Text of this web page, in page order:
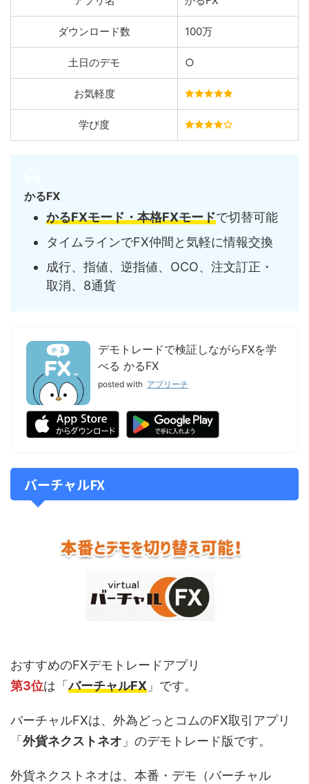
ダウンロード数 100万
土日のデモ ○
お気軽度
学び度
かるFX
かるFXモード・本格FXモードで切替可能
タイムラインでFX仲間と気軽に情報交換
成行、指値、逆指値、OCO、注文訂正・
取消、8通貨
デモトレードで検証しながらFXを学
べる かるFX
posted with アプリーチ
バーチャルFX
おすすめのFXデモトレードアプリ
第3位は「バーチャルFX 」です。
バーチャルFXは、外為どっとコムのFX取引アプリ
「 外貨ネクストネオ 」のデモトレード版です。
外貨ネクストネオは、本番・デモ（バーチャル